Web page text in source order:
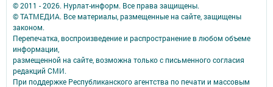
© 2011 - 2026. Нурлат-⁠информ. Все права защищены.
© ТАТМЕДИА. Все материалы, размещенные на сайте, защищены
законом.
Перепечатка, воспроизведение и распространение в любом объеме
информации,
размещенной на сайте, возможна только с письменного согласия
редакций СМИ.
При поддержке Республиканского агентства по печати и массовым